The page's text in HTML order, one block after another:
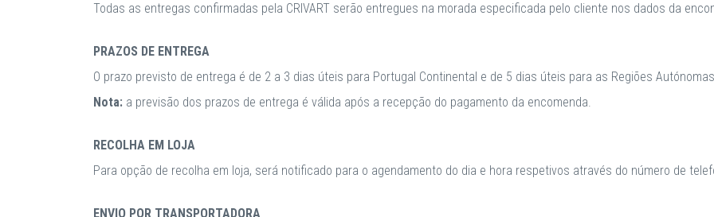
Todas as entregas confirmadas pela CRIVART serão entregues na morada especificada pelo cliente nos dados da
PRAZOS DE ENTREGA
O prazo previsto de entrega é de 2 a 3 dias úteis para Portugal Continental e de 5 dias úteis para as Regiões
Nota: a previsão dos prazos de entrega é válida após a recepção do pagamento da encomenda.
RECOLHA EM LOJA
Para opção de recolha em loja, será notificado para o agendamento do dia e hora respetivos através do número de
ENVIO POR TRANSPORTADORA